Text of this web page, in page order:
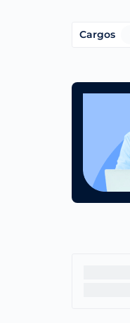
Cargos